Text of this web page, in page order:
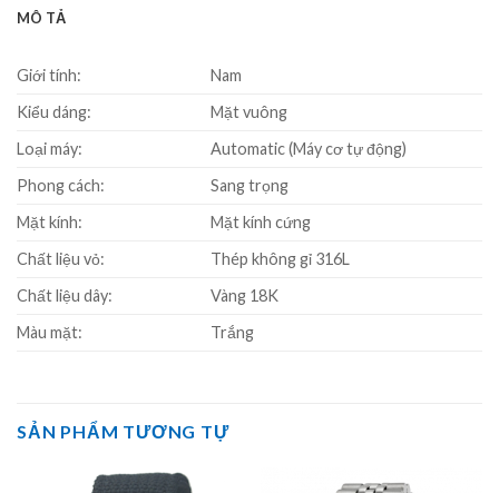
MÔ TẢ
Giới tính:
Nam
Kiểu dáng:
Mặt vuông
Loại máy:
Automatic (Máy cơ tự động)
Phong cách:
Sang trọng
Mặt kính:
Mặt kính cứng
Chất liệu vỏ:
Thép không gỉ 316L
Chất liệu dây:
Vàng 18K
Màu mặt:
Trắng
SẢN PHẨM TƯƠNG TỰ